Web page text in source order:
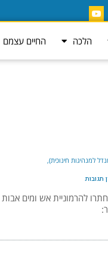
הלכה החיים עצמם
למנהיגות חינוכית)
תגובות
להרמוניית אש ומים אבות